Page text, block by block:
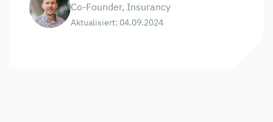
Co-Founder, Insurancy
Aktualisiert: 04.09.2024